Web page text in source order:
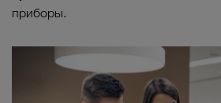
приборы.